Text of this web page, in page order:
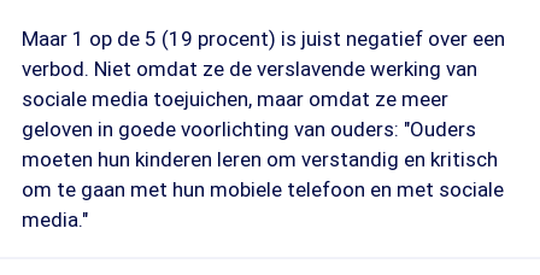
Maar 1 op de 5 (19 procent) is juist negatief over een
verbod. Niet omdat ze de verslavende werking van
sociale media toejuichen, maar omdat ze meer
geloven in goede voorlichting van ouders: "Ouders
moeten hun kinderen leren om verstandig en kritisch
om te gaan met hun mobiele telefoon en met sociale
media."